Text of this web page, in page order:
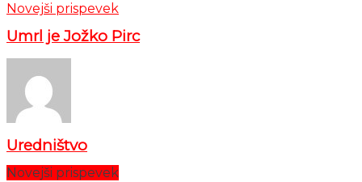
Novejši prispevek
Umrl je Jožko Pirc
Uredništvo
Novejši prispevek